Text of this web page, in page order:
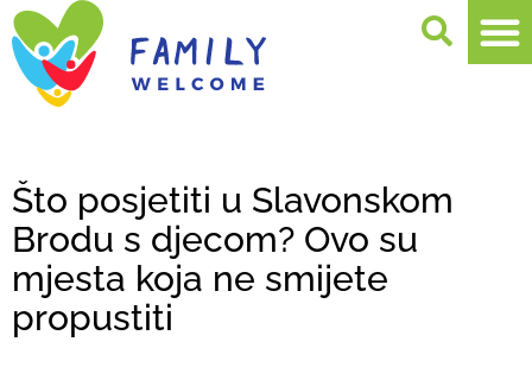
Što posjetiti u Slavonskom
Brodu s djecom? Ovo su
mjesta koja ne smijete
propustiti